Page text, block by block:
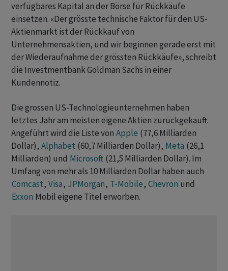
verfügbares Kapital an der Börse für Rückkäufe
einsetzen. «Der grösste technische Faktor für den US-
Aktienmarkt ist der Rückkauf von
Unternehmensaktien, und wir beginnen gerade erst mit
der Wiederaufnahme der grössten Rückkäufe», schreibt
die Investmentbank Goldman Sachs in einer
Kundennotiz.
Die grossen US-Technologieunternehmen haben
letztes Jahr am meisten eigene Aktien zurückgekauft.
Angeführt wird die Liste von Apple (77,6 Milliarden
Dollar), Alphabet (60,7 Milliarden Dollar), Meta (26,1
Milliarden) und Microsoft (21,5 Milliarden Dollar). Im
Umfang von mehr als 10 Milliarden Dollar haben auch
Comcast, Visa, JPMorgan, T-Mobile, Chevron und
Exxon Mobil eigene Titel erworben.